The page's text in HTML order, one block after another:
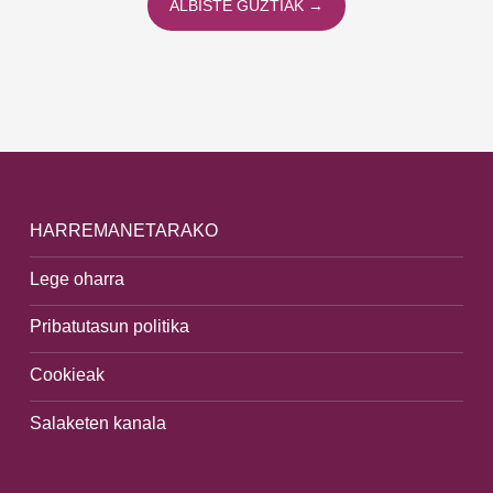
ALBISTE GUZTIAK →
HARREMANETARAKO
Lege oharra
Pribatutasun politika
Cookieak
Salaketen kanala